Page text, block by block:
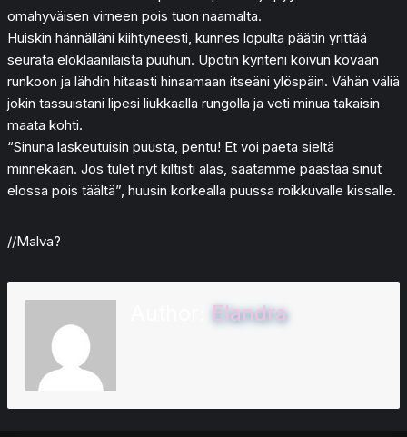
omahyväisen virneen pois tuon naamalta.
Huiskin hännälläni kiihtyneesti, kunnes lopulta päätin yrittää
seurata eloklaanilaista puuhun. Upotin kynteni koivun kovaan
runkoon ja lähdin hitaasti hinaamaan itseäni ylöspäin. Vähän väliä
jokin tassuistani lipesi liukkaalla rungolla ja veti minua takaisin
maata kohti.
“Sinuna laskeutuisin puusta, pentu! Et voi paeta sieltä
minnekään. Jos tulet nyt kiltisti alas, saatamme päästää sinut
elossa pois täältä”, huusin korkealla puussa roikkuvalle kissalle.
//Malva?
Elandra